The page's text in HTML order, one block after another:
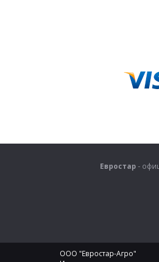
Евростар -
ООО "Евростар-Агро"